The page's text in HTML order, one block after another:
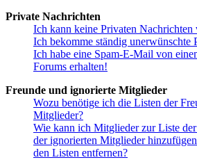
Private Nachrichten
Ich kann keine Privaten Nachrichten
Ich bekomme ständig unerwünschte
Ich habe eine Spam-E-Mail von
Forums erhalten!
Freunde und ignorierte Mitglieder
Wozu benötige ich die Listen der
Mitglieder?
Wie kann ich Mitglieder zur Liste
der ignorierten Mitglieder
den Listen entfernen?